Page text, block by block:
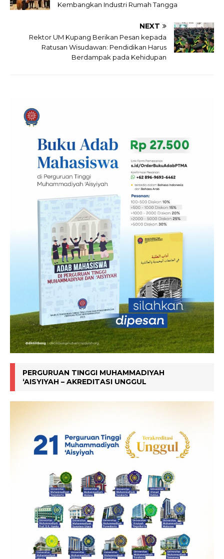
Kembangkan Industri Rumah Tangga
NEXT
Rektor UM Kupang Berikan Pesan kepada
Ratusan Wisudawan: Pendidikan Harus
Berdampak pada Kehidupan
PERGURUAN TINGGI MUHAMMADIYAH
‘AISYIYAH – AKREDITASI UNGGUL